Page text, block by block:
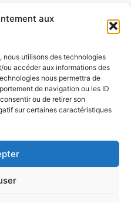
aux
nous utilisons des technologies
accéder aux informations des
nous permettra de
de navigation ou les ID
ou de retirer son
sur certaines caractéristiques
les indésirables.
les données de vos